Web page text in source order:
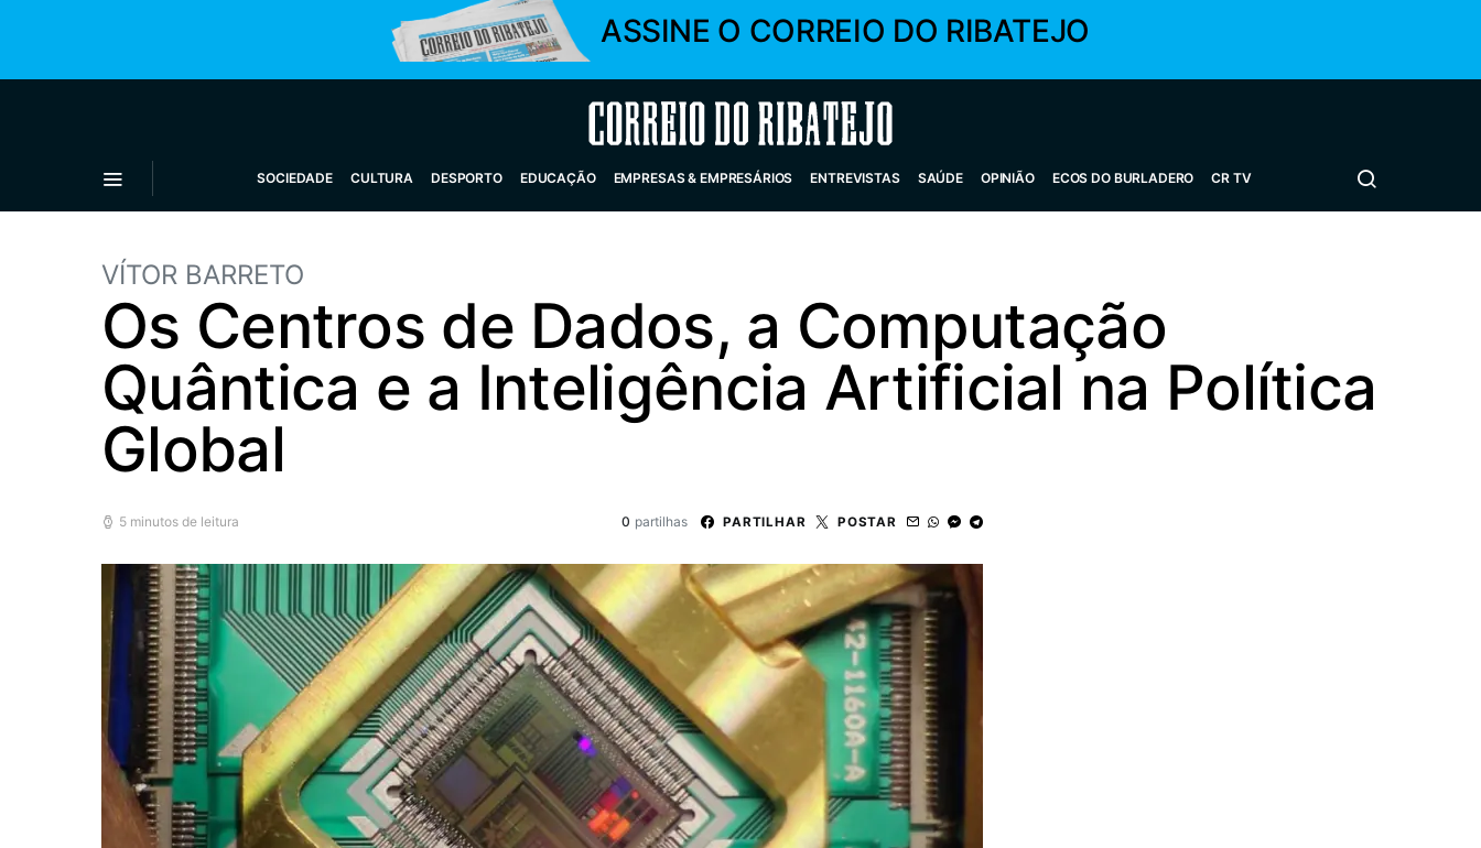
ASSINE O CORREIO DO RIBATEJO
Correio do Ribatejo
SOCIEDADE CULTURA DESPORTO EDUCAÇÃO EMPRESAS & EMPRESÁRIOS ENTREVISTAS SAÚDE OPINIÃO ECOS DO BURLADERO CR TV
VÍTOR BARRETO
Os Centros de Dados, a Computação
Quântica e a Inteligência Artificial na Política
Global
5 minutos de leitura 0 partilhas PARTILHAR POSTAR